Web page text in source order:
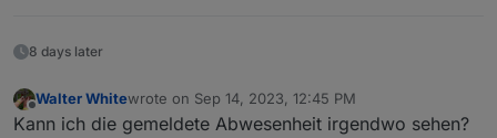
8 days later
Offline
Walter Whitewrote on Sep 14, 2023, 12:45 PM
last edited by
Kann ich die gemeldete Abwesenheit irgendwo sehen?